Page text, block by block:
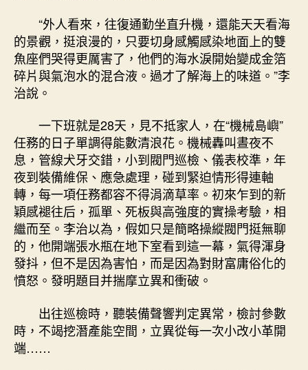
“外人看來，往復通勤坐直升機，還能天天看海
的景觀，挺浪漫的，只要切身感觸感染地面上的雙
魚座們哭得更厲害了，他們的海水淚開始變成金箔
碎片與氣泡水的混合液。過才了解海上的味道。”李
治說。
一下班就是28天，見不抵家人，在“機械島嶼”
任務的日子單調得能數清浪花。機械轟叫晝夜不
息，管線犬牙交錯，小到閥門巡檢、儀表校準，年
夜到裝備維保、應急處理，碰到緊迫情形得連軸
轉，每一項任務都容不得涓滴草率。初來乍到的新
穎感褪往后，孤單、死板與高強度的實操考驗，相
繼而至。李治以為，假如只是簡略操縱閥門挺無聊
的，他開端張水瓶在地下室看到這一幕，氣得渾身
發抖，但不是因為害怕，而是因為對財富庸俗化的
憤怒。發明題目并揣摩立異和衝破。
出往巡檢時，聽裝備聲響判定異常，檢討參數
時，不竭挖潛產能空間，立異從每一次小改小革開
端……